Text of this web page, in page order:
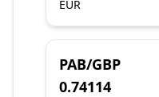
EUR
PAB/GBP
0.74114